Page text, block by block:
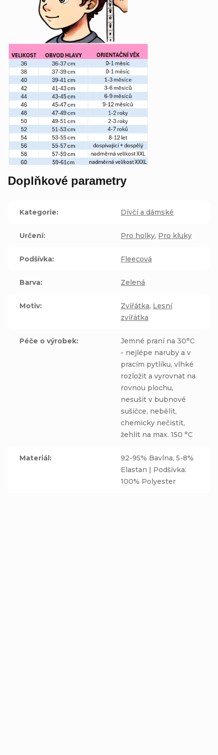
Doplňkové parametry
Kategorie: Dívčí a dámské
Určení: Pro holky, Pro kluky
Podšívka: Fleecová
Barva: Zelená
Motiv: Zvířátka, Lesní
zvířátka
Péče o výrobek:
Jemné praní na 30°C
- nejlépe naruby a v
pracím pytlíku, vlhké
rozložit a vyrovnat na
rovnou plochu,
nesušit v bubnové
sušičce, nebělit,
chemicky nečistit,
žehlit na max. 150 °C
Materiál:
92-95% Bavlna, 5-8%
Elastan | Podšívka:
100% Polyester